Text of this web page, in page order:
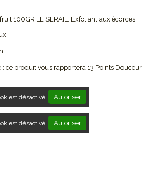
100GR LE SERAIL. Exfoliant aux écorces
ce produit vous rapportera 13 Points Douceur.
est désactivé. Autoriser
est désactivé. Autoriser